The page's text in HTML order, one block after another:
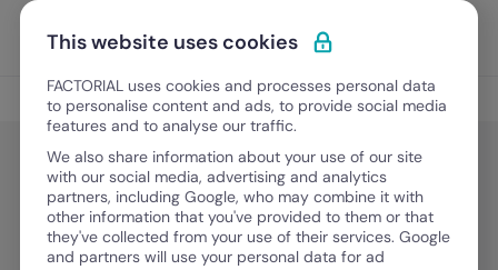
Vai al contenuto
Scopri Factorial
Gestione Finanziaria
Finanza facile
Bonus Busta Paga 2026: ecco cosa
cambia
This website uses cookies
FACTORIAL uses cookies and processes personal data
to personalise content and ads, to provide social media
features and to analyse our traffic.
We also share information about your use of our site
with our social media, advertising and analytics
partners, including Google, who may combine it with
other information that you've provided to them or that
they've collected from your use of their services. Google
and partners will use your personal data for ad